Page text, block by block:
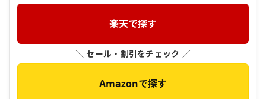
楽天で探す
＼ セール・割引をチェック ／
Amazonで探す